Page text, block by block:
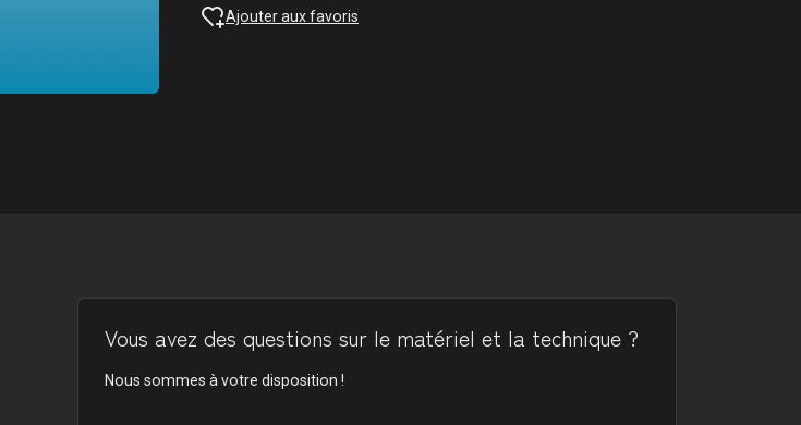
Ajouter aux favoris
Vous avez des questions sur le matériel et la technique ?
Nous sommes à votre disposition !